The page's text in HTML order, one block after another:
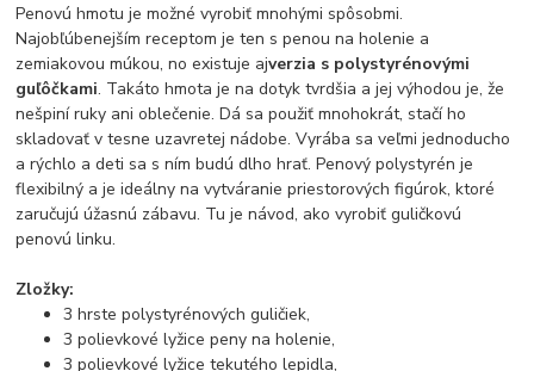
Penovú hmotu je možné vyrobiť mnohými spôsobmi.
Najobľúbenejším receptom je ten s penou na holenie a
zemiakovou múkou, no existuje ajverzia s polystyrénovými
guľôčkami. Takáto hmota je na dotyk tvrdšia a jej výhodou je, že
nešpiní ruky ani oblečenie. Dá sa použiť mnohokrát, stačí ho
skladovať v tesne uzavretej nádobe. Vyrába sa veľmi jednoducho
a rýchlo a deti sa s ním budú dlho hrať. Penový polystyrén je
flexibilný a je ideálny na vytváranie priestorových figúrok, ktoré
zaručujú úžasnú zábavu. Tu je návod, ako vyrobiť guličkovú
penovú linku.
Zložky:
3 hrste polystyrénových guličiek,
3 polievkové lyžice peny na holenie,
3 polievkové lyžice tekutého lepidla,